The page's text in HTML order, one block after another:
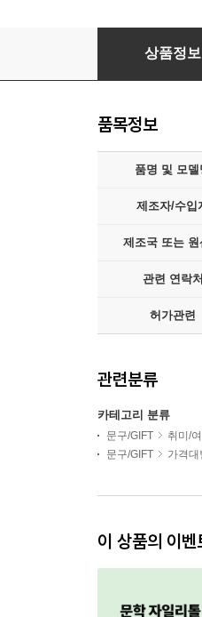
시나모롤 DIY
상품정보
품목정보
품명 및 모델
제조자/수입
제조국 또는 원
관련 연락처
허가관련
관련분류
카테고리 분류
문구/GIFT 취미/
문구/GIFT
가격대
이 상품의 이벤